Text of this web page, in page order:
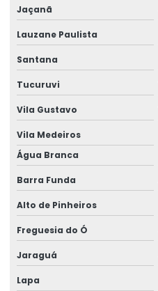
Curso de autodesk advance
Curso calculista de estruturas
Curso calculo estrutura
Curso completo de advance
Curso estrutura metálica
Curso projetista de estruturas
Curso projetista industrial
Curso projeto de estruturas
Cursos de projetos construção
Cursos de projetos estruturais
Detalhamento de estrutura
Jaçanã
Lauzane Paulista
Santana
Tucuruvi
Vila Gustavo
Vila Medeiros
Água Branca
Barra Funda
Alto de Pinheiros
Freguesia do Ó
Jaraguá
Lapa